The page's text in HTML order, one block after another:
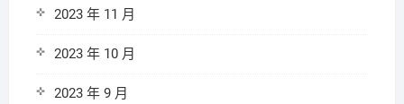
2023 年 11 月
2023 年 10 月
2023 年 9 月